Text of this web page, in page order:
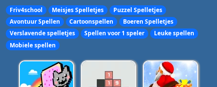
Friv4school Meisjes Spelletjes
Puzzel Spelletjes
Avontuur Spellen
Cartoonspellen
Boeren Spelletjes
Verslavende spelletjes
Spellen voor 1 speler
Leuke spellen
Mobiele spellen